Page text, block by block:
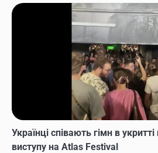
Українці співають гімн в
виступу на Atlas Festival